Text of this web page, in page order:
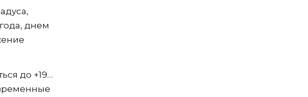
днем
до +19…